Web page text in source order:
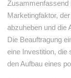
Marketingfaktor,
abzuheben und die
Die Beauftragung
eine Investition, die
den Aufbau eines